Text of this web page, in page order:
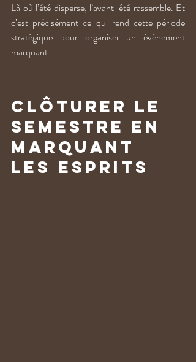
Là où l’été disperse, l’avant-été rassemble. Et
c’est précisément ce qui rend cette période
stratégique pour organiser un événement
marquant.
Clôturer le
semestre en
marquant
les esprits